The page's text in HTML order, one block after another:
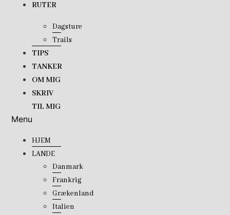
RUTER
Dagsture
Trails
TIPS
TANKER
OM MIG
SKRIV
TIL MIG
Menu
HJEM
LANDE
Danmark
Frankrig
Grækenland
Italien